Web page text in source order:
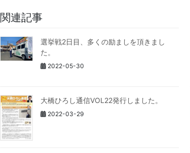
関連記事
選挙戦2日目、多くの励ましを頂きまし
た。
2022-05-30
大橋ひろし通信VOL22発行しました。
2022-03-29